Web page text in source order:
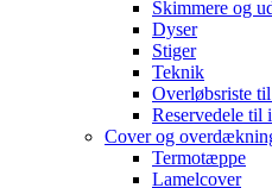
Skimmere og
Dyser
Stiger
Teknik
Overløbsriste
Reservedele til
Cover og
Termotæppe
Lamelcover